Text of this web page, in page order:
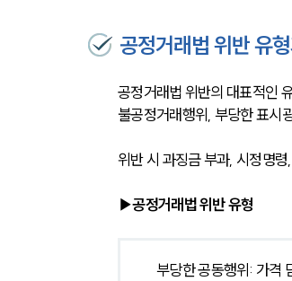
공정거래법 위반 유
공정거래법 위반의 대표적인
불공정거래행위, 부당한 표시
위반 시 과징금 부과, 시정명
▶공정거래법 위반 유형
부당한 공동행위: 가격